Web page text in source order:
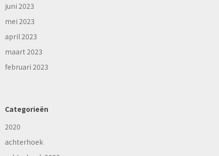
juni 2023
mei 2023
april 2023
maart 2023
februari 2023
Categorieën
2020
achterhoek